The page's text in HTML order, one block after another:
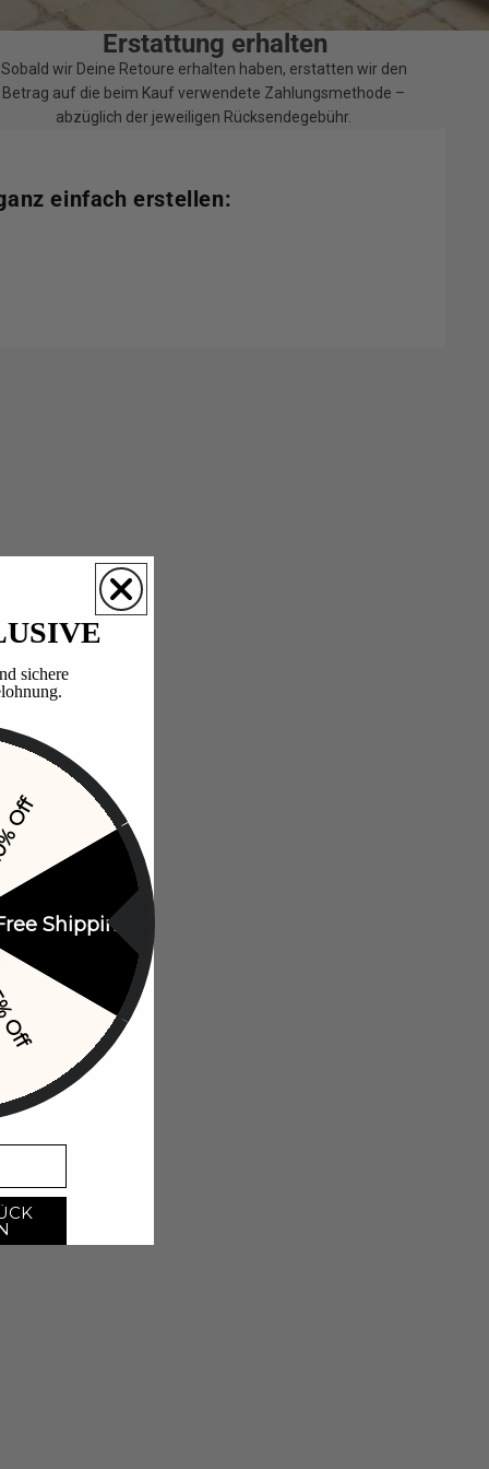
Erstattung erhalten
Sobald wir Deine Retoure erhalten haben, erstatten wir den
Betrag auf die beim Kauf verwendete Zahlungsmethode –
abzüglich der jeweiligen Rücksendegebühr.
einfach erstellen:
sichere
Off
Shipping